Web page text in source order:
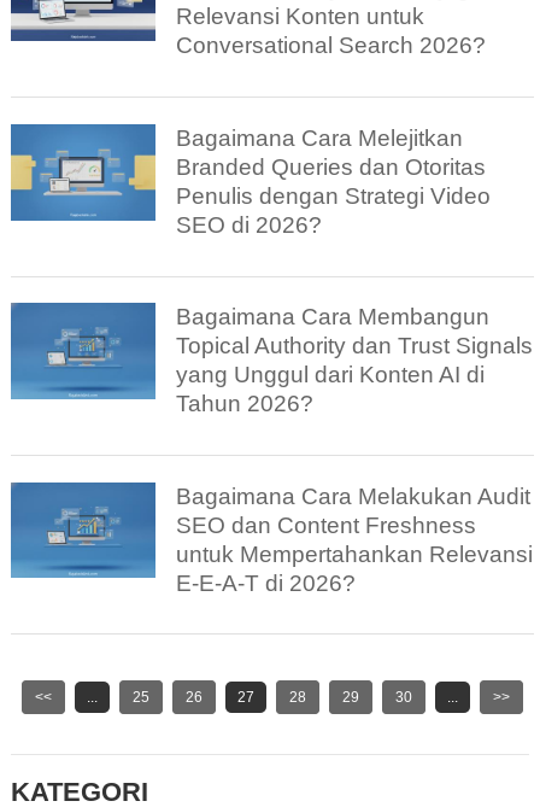
Relevansi Konten untuk
Conversational Search 2026?
Bagaimana Cara Melejitkan
Branded Queries dan Otoritas
Penulis dengan Strategi Video
SEO di 2026?
Bagaimana Cara Membangun
Topical Authority dan Trust Signals
yang Unggul dari Konten AI di
Tahun 2026?
Bagaimana Cara Melakukan Audit
SEO dan Content Freshness
untuk Mempertahankan Relevansi
E-E-A-T di 2026?
<< ... 25 26 27 28 29 30 ... >>
KATEGORI